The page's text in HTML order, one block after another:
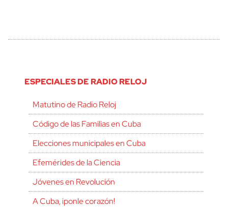
ESPECIALES DE RADIO RELOJ
Matutino de Radio Reloj
Código de las Familias en Cuba
Elecciones municipales en Cuba
Efemérides de la Ciencia
Jóvenes en Revolución
A Cuba, ¡ponle corazón!